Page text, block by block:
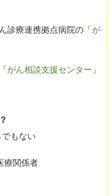
診療連携拠点病院の「が
がん相談支援センター 」
でもない
療関係者